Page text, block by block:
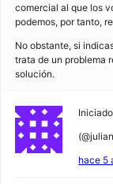
comercial al que los
podemos, por tanto,
No obstante, si
trata de un problema
solución.
hace 5